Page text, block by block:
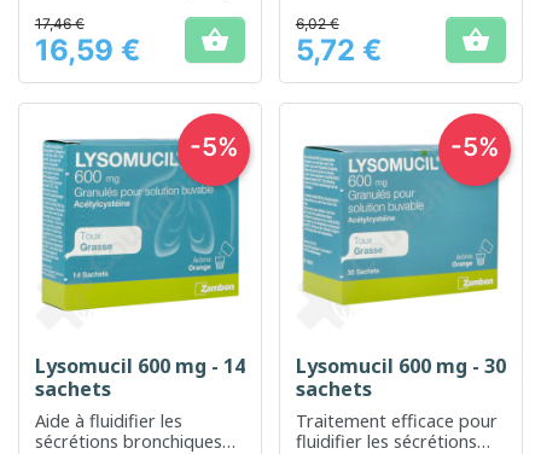
l'expectoration
Prix
17,46 €
16,59 €  Prix
6,02 €
5,72 € 
Lysomucil 600 mg - 14
sachets
Aide à fluidifier les
sécrétions bronchiques
-5%
Lysomucil 600 mg - 30
sachets
Traitement efficace pour
fluidifier les sécrétions
-5%